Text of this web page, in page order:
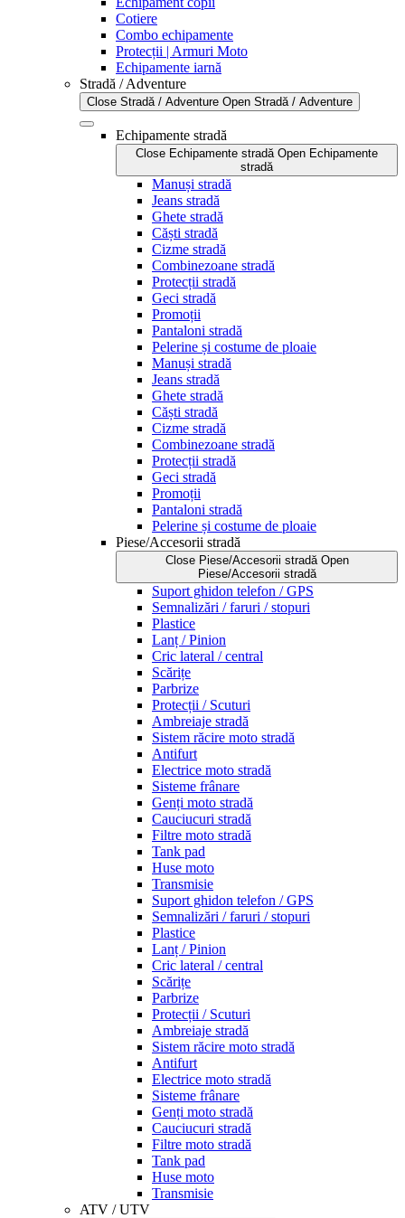
Cotiere
Combo echipamente
Protecții | Armuri Moto
Echipamente iarnă
Stradă / Adventure
Close Stradă / Adventure Open Stradă / Adventure
Echipamente stradă
Close Echipamente stradă Open Echipamente
stradă
Manuși stradă
Jeans stradă
Ghete stradă
Căști stradă
Cizme stradă
Combinezoane stradă
Protecții stradă
Geci stradă
Promoții
Pantaloni stradă
Pelerine și costume de ploaie
Manuși stradă
Jeans stradă
Ghete stradă
Căști stradă
Cizme stradă
Combinezoane stradă
Protecții stradă
Geci stradă
Promoții
Pantaloni stradă
Pelerine și costume de ploaie
Piese/Accesorii stradă
Close Piese/Accesorii stradă Open
Piese/Accesorii stradă
Suport ghidon telefon / GPS
Semnalizări / faruri / stopuri
Plastice
Lanț / Pinion
Cric lateral / central
Scărițe
Parbrize
Protecții / Scuturi
Ambreiaje stradă
Sistem răcire moto stradă
Antifurt
Electrice moto stradă
Sisteme frânare
Genți moto stradă
Cauciucuri stradă
Filtre moto stradă
Tank pad
Huse moto
Transmisie
Suport ghidon telefon / GPS
Semnalizări / faruri / stopuri
Plastice
Lanț / Pinion
Cric lateral / central
Scărițe
Parbrize
Protecții / Scuturi
Ambreiaje stradă
Sistem răcire moto stradă
Antifurt
Electrice moto stradă
Sisteme frânare
Genți moto stradă
Cauciucuri stradă
Filtre moto stradă
Tank pad
Huse moto
Transmisie
ATV / UTV